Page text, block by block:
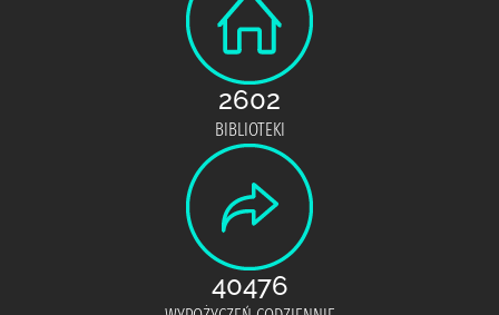
2602
BIBLIOTEKI
40476